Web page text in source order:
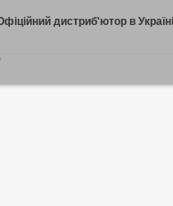
дистриб'ютор в